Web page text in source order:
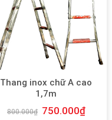
Thang inox chữ A cao
1,7m
800.000₫ 750.000₫